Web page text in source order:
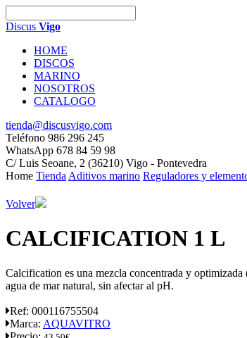
Discus Vigo
HOME
DISCOS
MARINO
NOSOTROS
CATALOGO
tienda@discusvigo.com
Teléfono 986 296 245
WhatsApp 678 84 59 98
C/ Luis Seoane, 2 (36210) Vigo - Pontevedra
Home Tienda Aditivos marino Reguladores y
Volver
CALCIFICATION 1 L
Calcification es una mezcla concentrada y
agua de mar natural, sin afectar al pH.
Ref: 000116755504
Marca: AQUAVITRO